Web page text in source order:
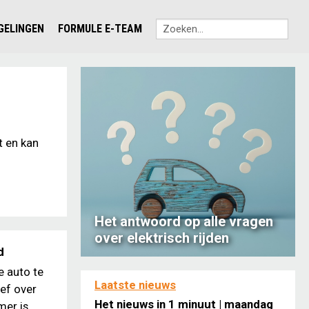
FORMULE E-TEAM
kan
auto te
over
is...
Het antwoord op alle vragen
over elektrisch rijden
Laatste nieuws
Het nieuws in 1 minuut | maandag